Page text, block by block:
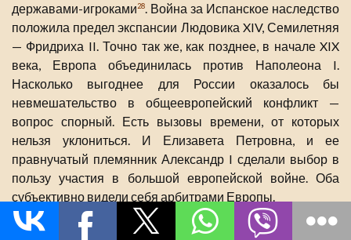
державами-игроками28. Война за Испанское наследство
положила предел экспансии Людовика XIV, Семилетняя
— Фридриха II. Точно так же, как позднее, в начале XIX
века, Европа объединилась против Наполеона I.
Насколько выгоднее для России оказалось бы
невмешательство в общеевропейский конфликт —
вопрос спорный. Есть вызовы времени, от которых
нельзя уклониться. И Елизавета Петровна, и ее
правнучатый племянник Александр I сделали выбор в
пользу участия в большой европейской войне. Оба
субъективно видели себя арбитрами Европы.
Как и Наполеон Бонапарт, Фридрих II считал Россию